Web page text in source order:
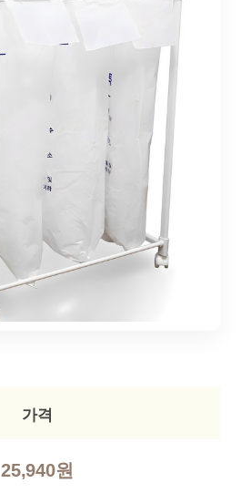
가격
25,940원